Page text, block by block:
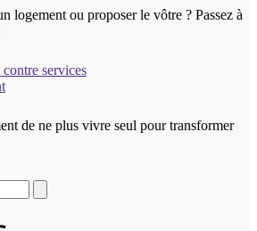
logement ou proposer le vôtre ? Passez à
services
de ne plus vivre seul pour transformer